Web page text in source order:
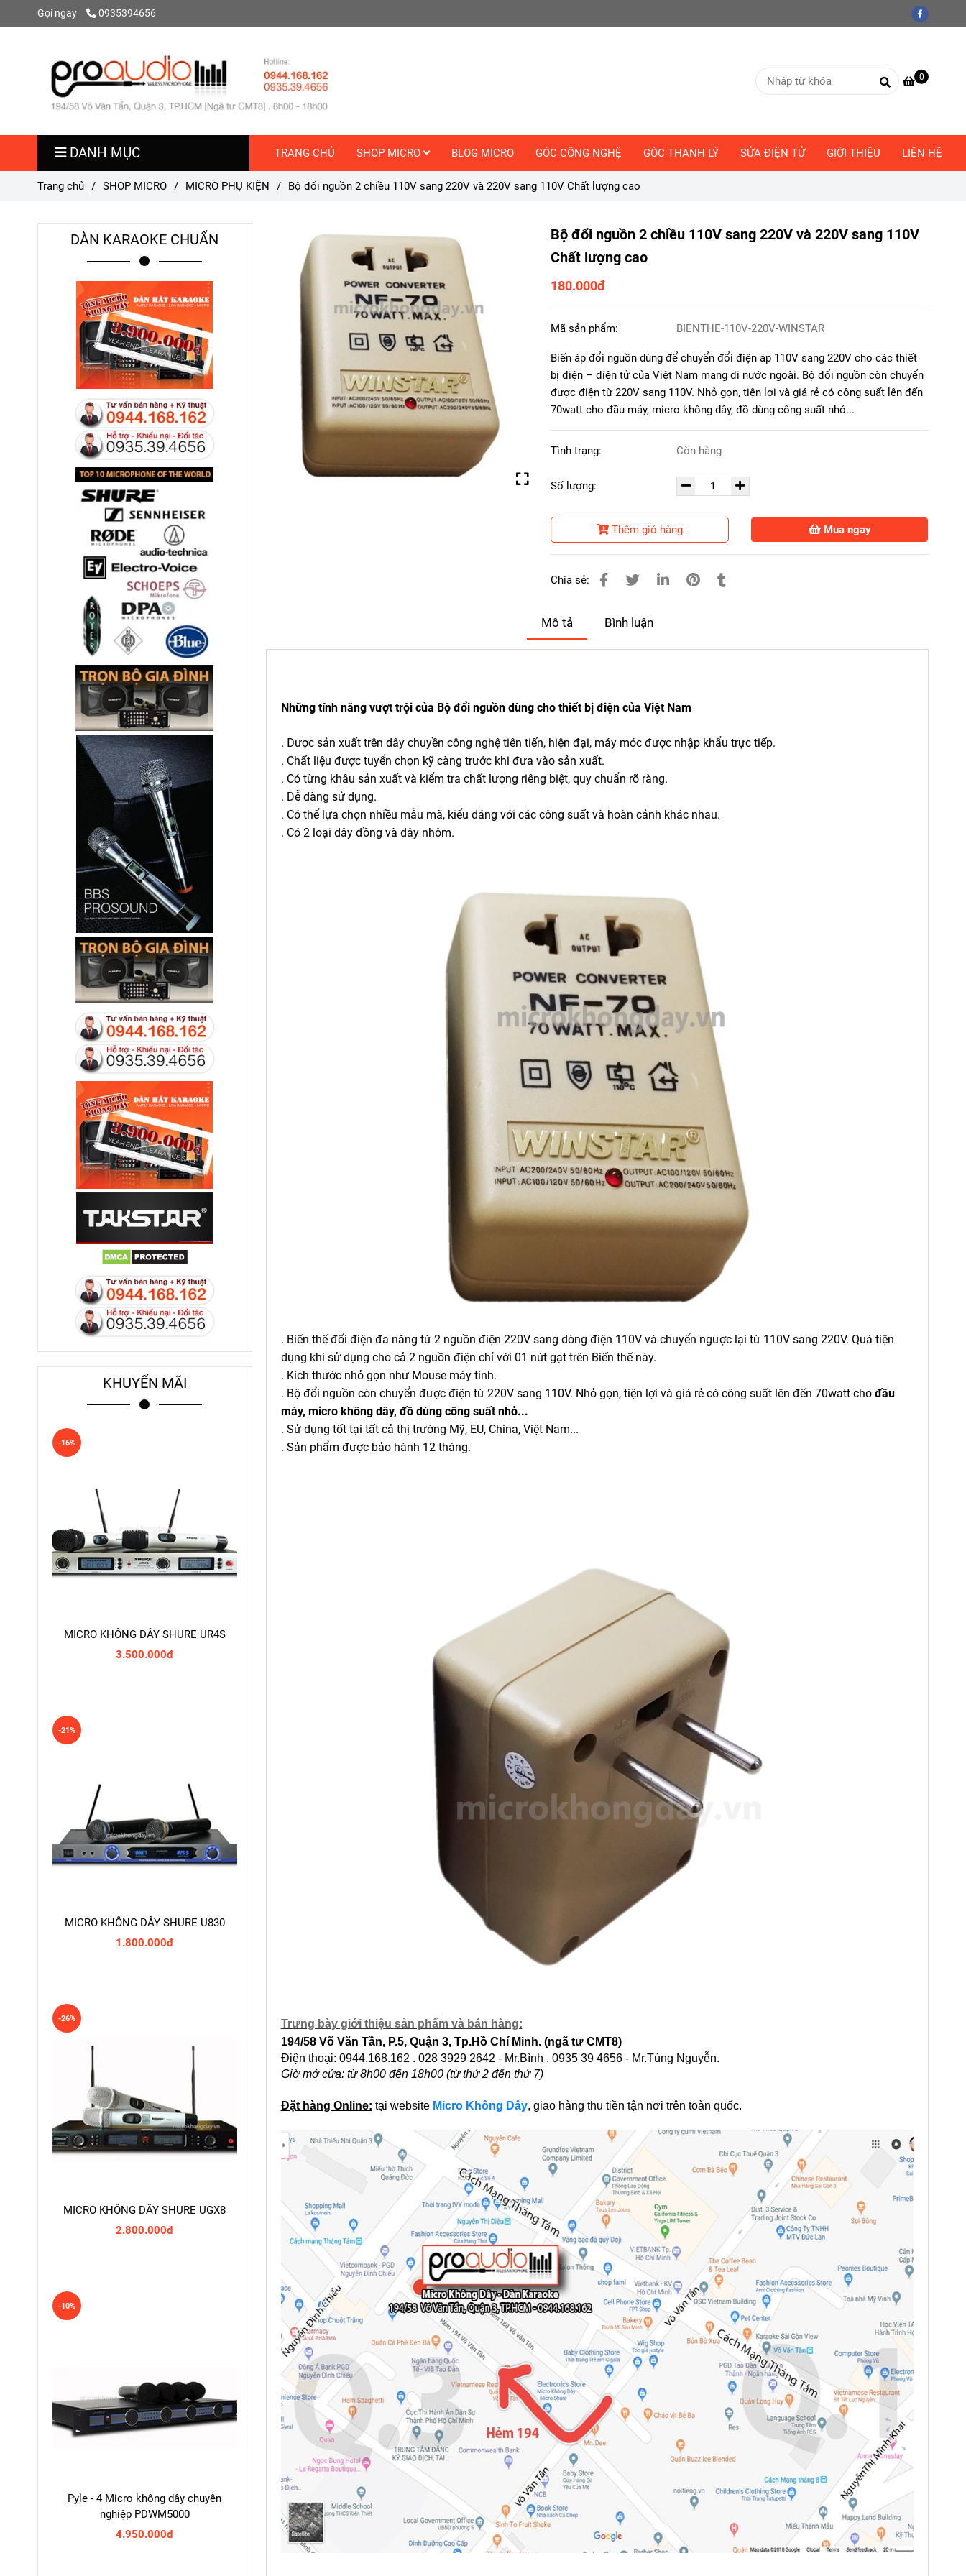
Gọi ngay 0935394656
0
DANH MỤC TRANG CHỦ SHOP MICRO BLOG MICRO GÓC CÔNG NGHỆ GÓC THANH LÝ SỬA ĐIỆN TỬ GIỚI THIỆU LIÊN HỆ
Trang chủ / SHOP MICRO / MICRO PHỤ KIỆN / Bộ đổi nguồn 2 chiều 110V sang 220V và 220V sang 110V Chất lượng cao
Bộ đổi nguồn 2 chiều 110V sang 220V và 220V sang 110V
Chất lượng cao
180.000đ
Mã sản phẩm: BIENTHE-110V-220V-WINSTAR
Biến áp đổi nguồn dùng để chuyển đổi điện áp 110V sang 220V cho các thiết
bị điện – điện tử của Việt Nam mang đi nước ngoài. Bộ đổi nguồn còn chuyển
được điện từ 220V sang 110V. Nhỏ gọn, tiện lợi và giá rẻ có công suất lên đến
70watt cho đầu máy, micro không dây, đồ dùng công suất nhỏ...
Tình trạng: Còn hàng
Số lượng:
Thêm giỏ hàng Mua ngay
Chia sẻ:
Mô tả Bình luận
Những tính năng vượt trội của Bộ đổi nguồn dùng cho thiết bị điện của Việt Nam
. Được sản xuất trên dây chuyền công nghệ tiên tiến, hiện đại, máy móc được nhập khẩu trực tiếp.
. Chất liệu được tuyển chọn kỹ càng trước khi đưa vào sản xuất.
. Có từng khâu sản xuất và kiểm tra chất lượng riêng biệt, quy chuẩn rõ ràng.
. Dễ dàng sử dụng.
. Có thể lựa chọn nhiều mẫu mã, kiểu dáng với các công suất và hoàn cảnh khác nhau.
. Có 2 loại dây đồng và dây nhôm.
. Biến thế đổi điện đa năng từ 2 nguồn điện 220V sang dòng điện 110V và chuyển ngược lại từ 110V sang 220V. Quá tiện
dụng khi sử dụng cho cả 2 nguồn điện chỉ với 01 nút gạt trên Biến thế này.
. Kích thước nhỏ gọn như Mouse máy tính.
. Bộ đổi nguồn còn chuyển được điện từ 220V sang 110V. Nhỏ gọn, tiện lợi và giá rẻ có công suất lên đến 70watt cho đầu
máy, micro không dây, đồ dùng công suất nhỏ...
. Sử dụng tốt tại tất cả thị trường Mỹ, EU, China, Việt Nam...
. Sản phẩm được bảo hành 12 tháng.
Trưng bày giới thiệu sản phẩm và bán hàng:
194/58 Võ Văn Tần, P.5, Quận 3, Tp.Hồ Chí Minh. (ngã tư CMT8)
Điện thoại: 0944.168.162 . 028 3929 2642 - Mr.Bình . 0935 39 4656 - Mr.Tùng Nguyễn.
Giờ mở cửa: từ 8h00 đến 18h00 (từ thứ 2 đến thứ 7)
Đặt hàng Online: tại website Micro Không Dây, giao hàng thu tiền tận nơi trên toàn quốc.
DÀN KARAOKE CHUẨN
KHUYẾN MÃI
MICRO KHÔNG DÂY SHURE UR4S
3.500.000đ
-16%
MICRO KHÔNG DÂY SHURE U830
1.800.000đ
-21%
MICRO KHÔNG DÂY SHURE UGX8
2.800.000đ
-26%
Pyle - 4 Micro không dây chuyên
nghiệp PDWM5000
4.950.000đ
-10%